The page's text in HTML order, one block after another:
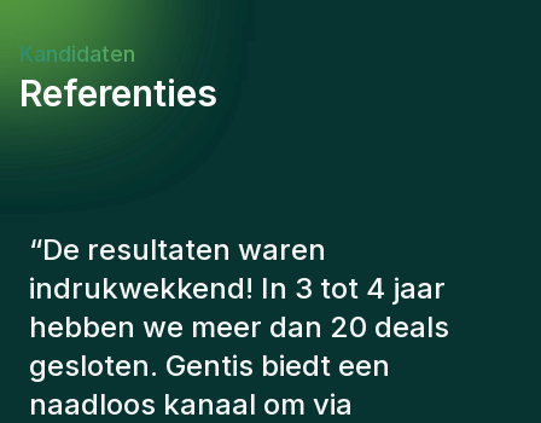
Kandidaten
Referenties
“De consultants van Gentis
hebben altijd rekening gehouden
met een aantal factoren om ons de
juiste kandidaten voor te stellen.
De kandidaten die we hebben